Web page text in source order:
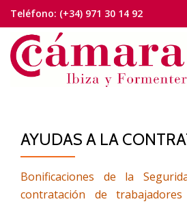
Saltar
contenido
Teléfono: (+34) 971 30 14 92
AYUDAS A LA
Bonificaciones de la
contratación de trabajadores